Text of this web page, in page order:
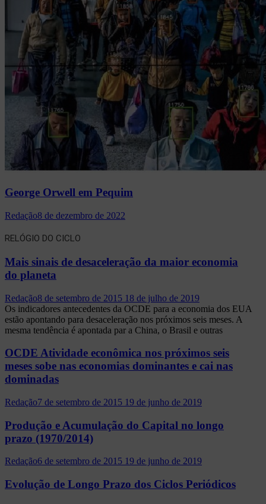
George Orwell em Pequim
Redação8 de dezembro de 2022
RELÓGIO DO CICLO
Mais sinais de desaceleração da maior economia
do planeta
Redação8 de setembro de 2015 18 de julho de 2019
Os indicadores antecedentes da OCDE para a economia dos EUA
estão apontando para desaceleração nos próximos seis meses. A
mesma tendência é apontada par a China, o Brasil e outras
OCDE Atividade econômica nos próximos seis
meses sobe nas economias dominantes e cai nas
dominadas
Redação7 de setembro de 2015 19 de junho de 2019
Produção e Acumulação do Capital no longo
prazo (1970/2014)
Redação6 de setembro de 2015 19 de junho de 2019
Evolução de Longo Prazo dos Ciclos Periódicos